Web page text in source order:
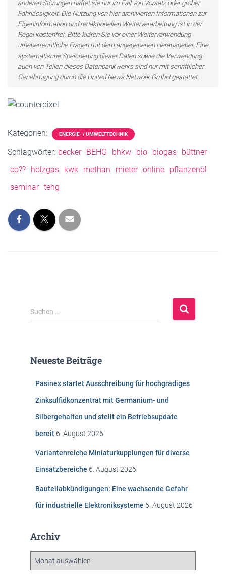
anderen Störungen haftet sie nur im Fall von Vorsatz oder grober
Fahrlässigkeit. Die Nutzung von hier archivierten Informationen zur
Eigeninformation und redaktionellen Weiterverarbeitung ist in der
Regel kostenfrei. Bitte klären Sie vor einer Weiterverwendung
urheberrechtliche Fragen mit dem angegebenen Herausgeber. Eine
systematische Speicherung dieser Daten sowie die Verwendung
auch von Teilen dieses Datenbankwerks sind nur mit schriftlicher
Genehmigung durch die United News Network GmbH gestattet.
Kategorien: ENERGIE- / UMWELTTECHNIK
Schlagwörter: becker BEHG bhkw bio biogas
büttner
co??
holzgas kwk methan mieter online pflanzenöl
seminar tehg
S
u
n
Suchen …
Neueste Beiträge
Pasinex startet Ausschreibung für hochgradiges
Zinksulfidkonzentrat mit Germanium- und
Silbergehalten und stellt ein Betriebsupdate
bereit 6. August 2026
Variantenreiche Miniaturkupplungen für diverse
Einsatzbereiche 6. August 2026
Bauteilabkündigungen: Eine wachsende Gefahr
für industrielle Elektroniksysteme 6. August 2026
Archiv